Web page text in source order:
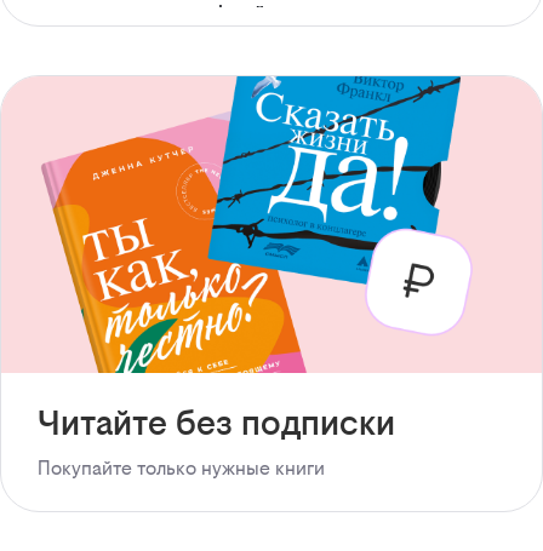
с доступом офлайн
Читайте без подписки
Покупайте только нужные книги